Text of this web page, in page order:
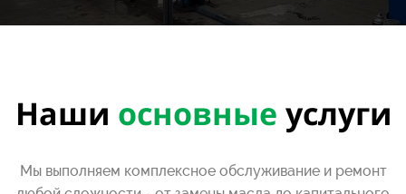
Наши основные услуги
Мы выполняем комплексное обслуживание и ремонт